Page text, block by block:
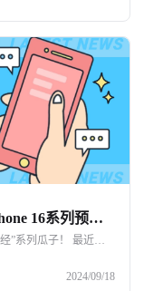
注意：商品主图不让“写价格”了！iPhone 16系列预售战绩出炉｜一周热点
佳宝乳业上新把子肉风味酸奶，洽洽推出“臭门真经”系列瓜子！ 最近消费圈还发生了哪些新鲜事？
2024/09/18